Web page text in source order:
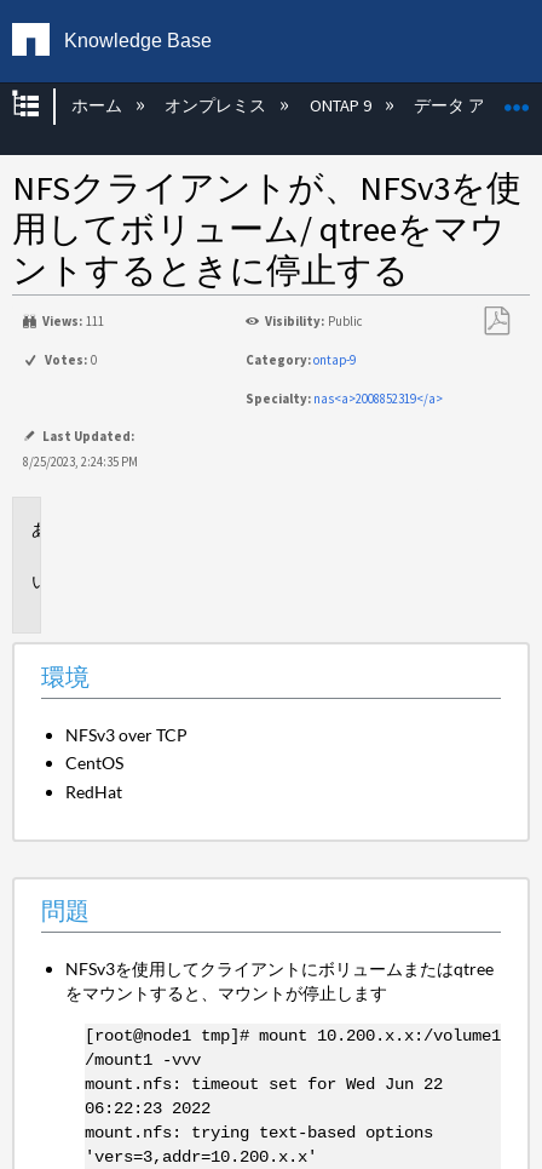
Knowledge Base
グローバル階層を展開/折りたたむ
ホーム オンプレミス ONTAP 9 データ アクセス
NFSクライアントが、NFSv3を使
用してボリューム/ qtreeをマウ
ントするときに停止する
Views: 111 Visibility: Public
Votes: 0 Category:ontap-9
Specialty: nas<a>2008852319</a>
Last Updated:
8/25/2023, 2:24:35 PM
環境
NFSv3 over TCP
CentOS
RedHat
問題
NFSv3を使用してクライアントにボリュームまたはqtree
をマウントすると、マウントが停止します
[root@node1 tmp]# mount 10.200.x.x:/volume1
/mount1 -vvv
mount.nfs: timeout set for Wed Jun 22
06:22:23 2022
mount.nfs: trying text-based options
'vers=3,addr=10.200.x.x'